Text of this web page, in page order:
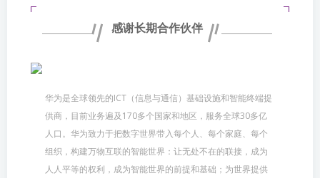
感谢长期合作伙伴
华为是全球领先的ICT（信息与通信）基础设施和智能终端提
供商，目前业务遍及170多个国家和地区，服务全球30多亿
人口。华为致力于把数字世界带入每个人、每个家庭、每个
组织，构建万物互联的智能世界：让无处不在的联接，成为
人人平等的权利，成为智能世界的前提和基础；为世界提供